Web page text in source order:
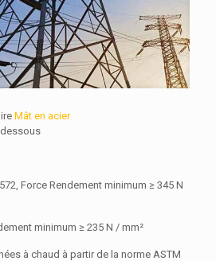
Mât en acier
dessous
Force Rendement minimum ≥ 345 N
minimum ≥ 235 N / mm²
à chaud à partir de la norme ASTM